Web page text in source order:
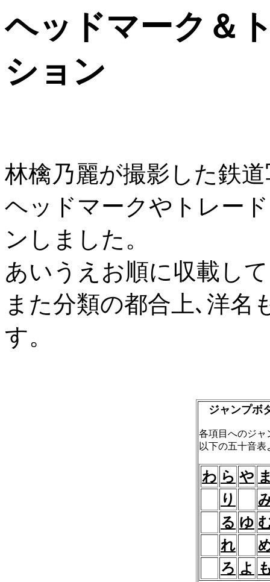
ヘッドマーク＆
ション
林檎乃麗が撮影した鉄
ヘッドマークやトレー
ンしました。
あいうえお順に収載し
また分類の都合上､洋名
す。
ジャンプボ
各項目へのジャ
以下の五十音
わ ら や
り
る ゆ
れ
ろ よ